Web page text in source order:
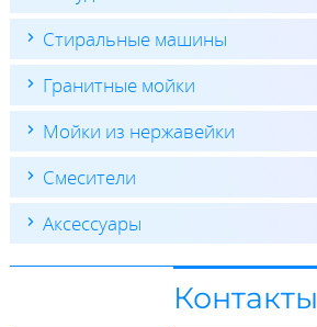
Стиральные машины
Гранитные мойки
Мойки из нержавейки
Смесители
Аксессуары
Контакты